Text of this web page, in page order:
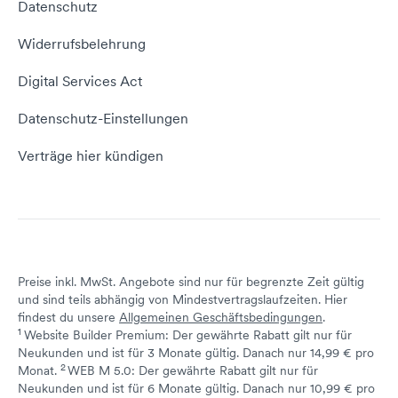
Domain umziehen
E-Mail-Domain
Server Hosting
Kontakt aufnehmen
Empfehlungsprogramm
Domain Reseller
Status dogado.de
Datenschutz
Widerrufsbelehrung
Digital Services Act
Datenschutz-Einstellungen
Verträge hier kündigen
Preise inkl. MwSt. Angebote sind nur für begrenzte Zeit gültig
und sind teils abhängig von Mindestvertragslaufzeiten. Hier
findest du unsere Allgemeinen Geschäftsbedingungen.
1 Website Builder Premium: Der gewährte Rabatt gilt nur für
Neukunden und ist für 3 Monate gültig. Danach nur 14,99 € pro
Monat.↩ 1
2 WEB M 5.0: Der gewährte Rabatt gilt nur für
Neukunden und ist für 6 Monate gültig. Danach nur 10,99 € pro